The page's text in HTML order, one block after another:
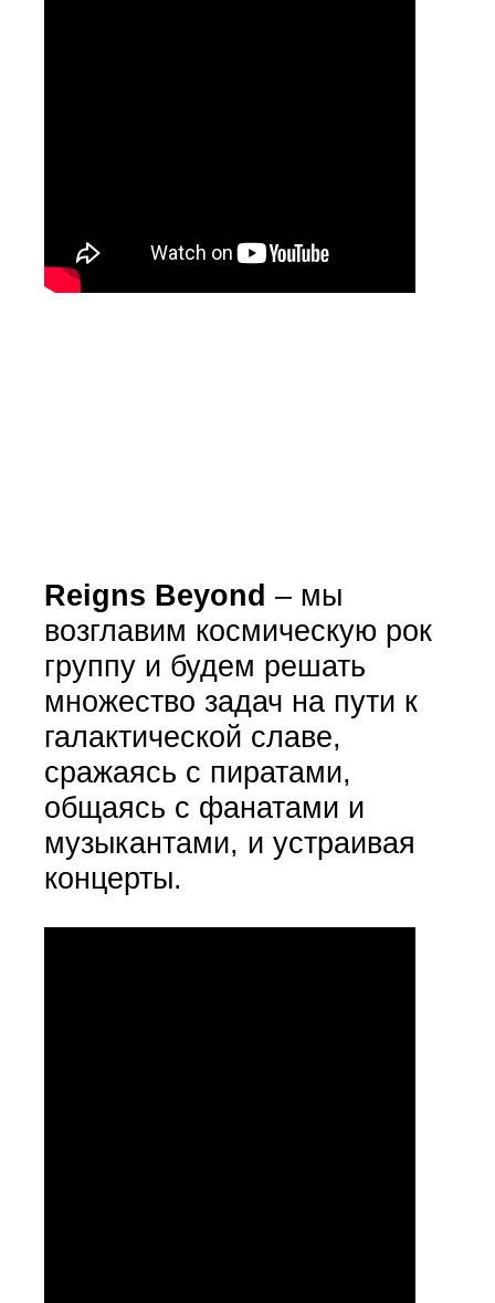
Reigns Beyond – мы
возглавим космическую рок
группу и будем решать
множество задач на пути к
галактической славе,
сражаясь с пиратами,
общаясь с фанатами и
музыкантами, и устраивая
концерты.